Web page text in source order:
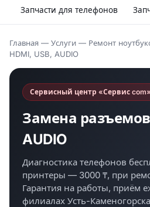
Запчасти для телефонов
Главная — Услуги — Ремонт
HDMI, USB, AUDIO
Сервисный центр «Сервис com»
Замена разъемов
AUDIO
Диагностика телефонов
принтеры — 3000 ₸, при
Гарантия на работы, приём
филиалах Усть-